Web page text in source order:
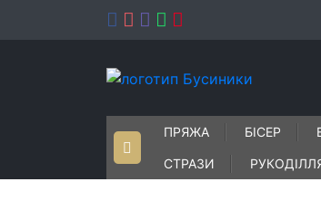
ПРЯЖА БІСЕР
СТРАЗИ